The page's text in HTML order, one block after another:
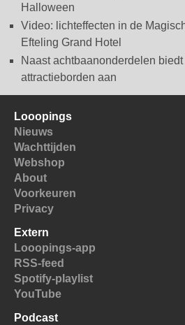
Halloween
Video: lichteffecten in de
Efteling Grand Hotel
Naast achtbaanonderdelen
attractieborden aan
Looopings
Nieuws
Wachttijden
Webshop
About
Voorkeuren
Privacy
Extern
Looopings-app
RSS-feed
Spotify-playlist
YouTube
Podcast